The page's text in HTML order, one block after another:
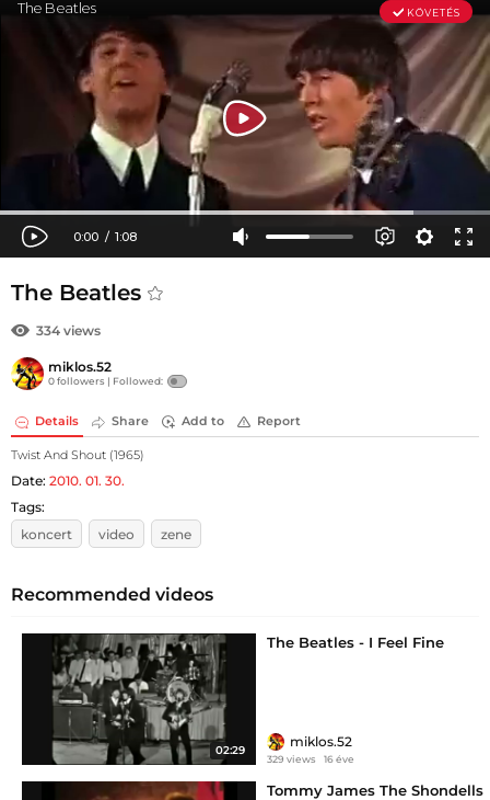
The Beatles
334 views
miklos.52
0 followers | Followed:
Details Share Add to Report
Twist And Shout (1965)
Date: 2010. 01. 30.
Tags:
koncert
video zene
Recommended videos
02:29
The Beatles - I Feel Fine
miklos.52
329 views 16 éve
Tommy James The Shondells